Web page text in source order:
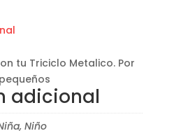
tu Triciclo Metalico. Por
adicional
Niño